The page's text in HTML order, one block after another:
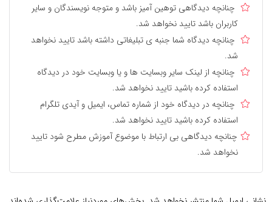
چنانچه دیدگاهی توهین آمیز باشد و متوجه نویسندگان و سایر
کاربران باشد تایید نخواهد شد.
چنانچه دیدگاه شما جنبه ی تبلیغاتی داشته باشد تایید نخواهد
شد.
چنانچه از لینک سایر وبسایت ها و یا وبسایت خود در دیدگاه
استفاده کرده باشید تایید نخواهد شد.
چنانچه در دیدگاه خود از شماره تماس، ایمیل و آیدی تلگرام
استفاده کرده باشید تایید نخواهد شد.
چنانچه دیدگاهی بی ارتباط با موضوع آموزش مطرح شود تایید
نخواهد شد.